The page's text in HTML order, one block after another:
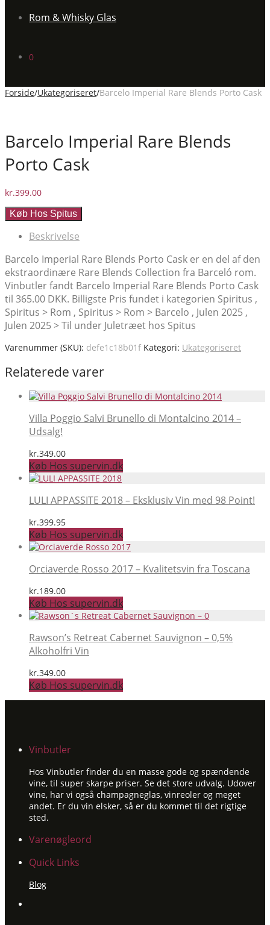
Rom & Whisky Glas
0
Forside/Ukategoriseret/Barcelo Imperial Rare Blends Porto Cask
Barcelo Imperial Rare Blends
Porto Cask
kr.399.00
Køb Hos Spitus
Beskrivelse
Barcelo Imperial Rare Blends Porto Cask er en del af den
ekstraordinære Rare Blends Collection fra Barceló rom.
Vinbutler fandt Barcelo Imperial Rare Blends Porto Cask
til 365.00 DKK. Billigste Pris fundet i kategorien Spiritus ,
Spiritus > Rom , Spiritus > Rom > Barcelo , Julen 2025 ,
Julen 2025 > Til under Juletræet hos Spitus
Varenummer (SKU): defe1c18b01f Kategori: Ukategoriseret
Relaterede varer
Villa Poggio Salvi Brunello di Montalcino 2014 –
Udsalg!
kr.349.00
Køb Hos supervin.dk
LULI APPASSITE 2018 – Eksklusiv Vin med 98 Point!
kr.399.95
Køb Hos supervin.dk
Orciaverde Rosso 2017 – Kvalitetsvin fra Toscana
kr.189.00
Køb Hos supervin.dk
Rawson’s Retreat Cabernet Sauvignon – 0,5%
Alkoholfri Vin
kr.349.00
Køb Hos supervin.dk
Vinbutler
Hos Vinbutler finder du en masse gode og spændende
vine, til super skarpe priser. Se det store udvalg. Udover
vine, har vi også champagneglas, vinreoler og meget
andet. Er du vin elsker, så er du kommet til det rigtige
sted.
Varenøgleord
Quick Links
Blog